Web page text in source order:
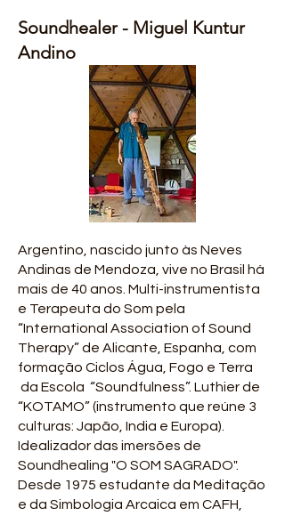
Soundhealer - Miguel Kuntur
Andino
Argentino, nascido junto às Neves
Andinas de Mendoza, vive no Brasil há
mais de 40 anos. Multi-instrumentista
e Terapeuta do Som pela
“International Association of Sound
Therapy” de Alicante, Espanha, com
formação Ciclos Água, Fogo e Terra
da Escola “Soundfulness”. Luthier de
“KOTAMO” (instrumento que reúne 3
culturas: Japão, India e Europa).
Idealizador das imersões de
Soundhealing "O SOM SAGRADO".
Desde 1975 estudante da Meditação
e da Simbologia Arcaica em CAFH,